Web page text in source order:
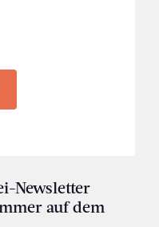
Newsletter
auf dem